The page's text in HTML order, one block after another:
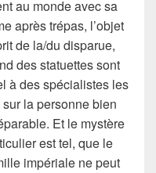
au monde avec sa
après trépas, l’objet
de la/du disparue,
des statuettes sont
à des spécialistes les
la personne bien
Et le mystère
est tel, que le
impériale ne peut